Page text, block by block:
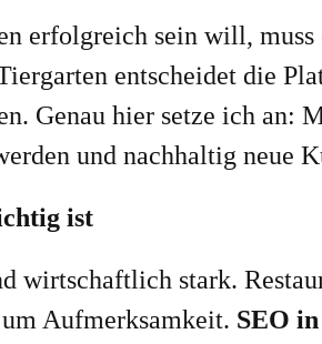
erfolgreich sein will,
entscheidet die
Genau hier setze ich an:
und nachhaltig neue
ist
wirtschaftlich stark.
Aufmerksamkeit. SEO